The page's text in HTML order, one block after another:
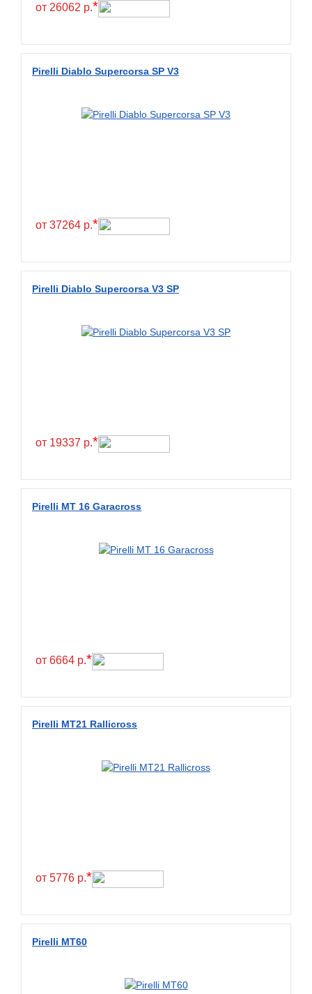
от 26062 р.*
Pirelli Diablo Supercorsa SP V3
от 37264 р.*
Pirelli Diablo Supercorsa V3 SP
от 19337 р.*
Pirelli MT 16 Garacross
от 6664 р.*
Pirelli MT21 Rallicross
от 5776 р.*
Pirelli MT60